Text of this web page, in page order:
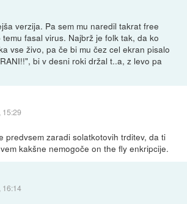
verzija. Pa sem mu naredil takrat free
fasal virus. Najbrž je folk tak, da ko
vse živo, pa če bi mu čez cel ekran pisalo
bi v desni roki držal t..a, z levo pa
15:29
predvsem zaradi solatkotovih trditev, da ti
kakšne nemogoče on the fly enkripcije.
16:14